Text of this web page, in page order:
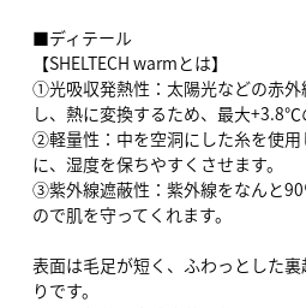
■ディテール
【SHELTECH warmとは】
①光吸収発熱性：太陽光などの赤
し、熱に変換するため、最大+3.8℃
②軽量性：中を空洞にした糸を使用
に、湿度を保ちやすくさせます。
③紫外線遮蔽性：紫外線をなんと
ので肌を守ってくれます。
表面は毛足が短く、ふわっとした
りです。